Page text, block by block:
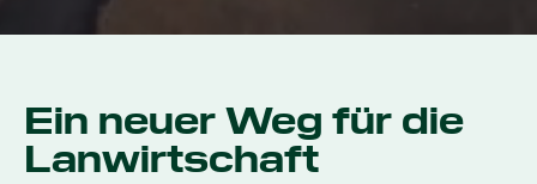
Ein neuer Weg für die
Lanwirtschaft